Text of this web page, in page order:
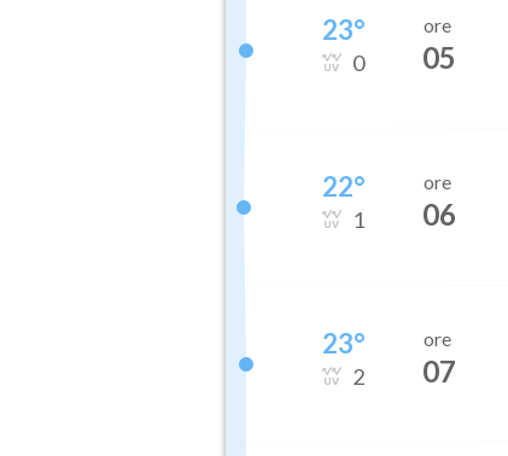
23°
0
ore
05
22°
1
ore
06
23°
2
ore
07